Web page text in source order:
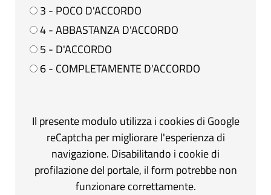
3 - POCO D'ACCORDO
4 - ABBASTANZA D'ACCORDO
5 - D'ACCORDO
6 - COMPLETAMENTE D'ACCORDO
Il presente modulo utilizza i cookies di Google
reCaptcha per migliorare l'esperienza di
navigazione. Disabilitando i cookie di
profilazione del portale, il form potrebbe non
funzionare correttamente.